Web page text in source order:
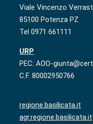
Viale Vincenzo
85100 Potenza PZ
Tel 0971 661111
URP
PEC: AOO-
C.F. 80002950766
regione.basilicata.it
agr.regione.basilicata.it